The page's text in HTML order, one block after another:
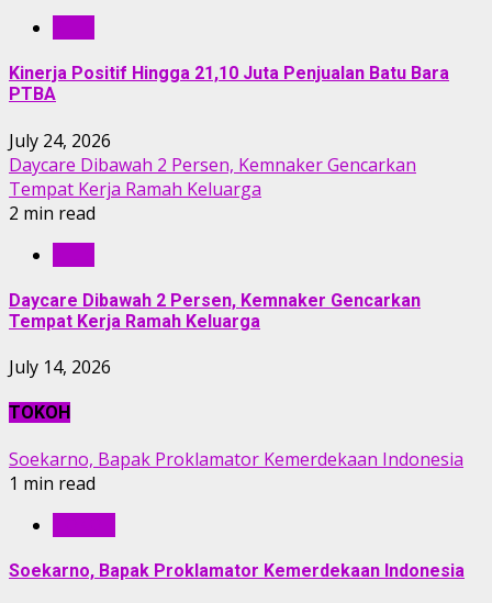
Kinerja Positif Hingga 21,10 Juta Penjualan Batu Bara
PTBA
July 24, 2026
Daycare Dibawah 2 Persen, Kemnaker Gencarkan
Tempat Kerja Ramah Keluarga
2 min read
Daycare Dibawah 2 Persen, Kemnaker Gencarkan
Tempat Kerja Ramah Keluarga
July 14, 2026
TOKOH
Soekarno, Bapak Proklamator Kemerdekaan Indonesia
1 min read
Soekarno, Bapak Proklamator Kemerdekaan Indonesia